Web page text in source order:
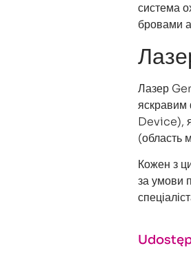
система
бровами
Лазер
Device),
(область
Кожен з
за умови